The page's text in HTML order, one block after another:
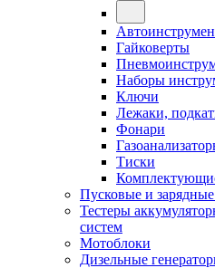
Гайковерты
Наборы
Ключи
Лежаки,
Фонари
Тиски
Пусковые и зарядные
Тестеры
систем
Мотоблоки
Дизельные